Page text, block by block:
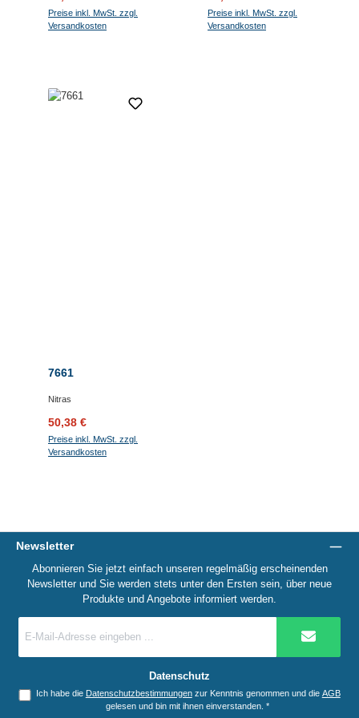
Preise inkl. MwSt. zzgl.
Versandkosten
Preise inkl. MwSt. zzgl.
Versandkosten
7661
Nitras
Verkaufspreis:
50,38 €
Preise inkl. MwSt. zzgl.
Versandkosten
Newsletter
Abonnieren Sie jetzt einfach unseren regelmäßig erscheinenden
Newsletter und Sie werden stets unter den Ersten sein, über neue
Produkte und Angebote informiert werden.
Mail-
*
Datenschutz
Ich habe die Datenschutzbestimmungenzur Kenntnis genommen und die AGB
gelesen und bin mit ihnen einverstanden. *